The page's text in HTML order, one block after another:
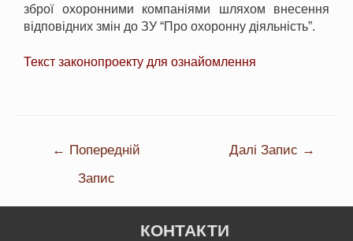
зброї охоронними компаніями шляхом внесення
відповідних змін до ЗУ “Про охоронну діяльність”.
Текст законопроекту для ознайомлення
← Попередній
Запис
Далі Запис →
КОНТАКТИ